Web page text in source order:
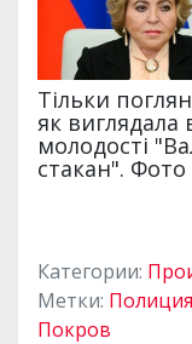
Категории:
Метки: Полиция
Покров